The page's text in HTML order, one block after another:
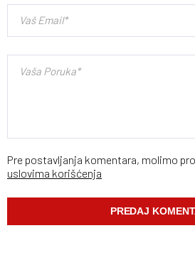
Pre postavljanja komentara, molimo
uslovima korišćenja